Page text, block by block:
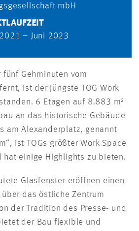
mbH
– Juni 2023
fünf Gehminuten vom
ist der jüngste TOG Work
6 Etagen auf 8.883 m²
an das historische Gebäude
am Alexanderplatz, genannt
ist TOGs größter Work Space
hat einige Highlights zu bieten.
Glasfenster eröffnen einen
das östliche Zentrum
der Tradition des Presse- und
der Bau flexible und